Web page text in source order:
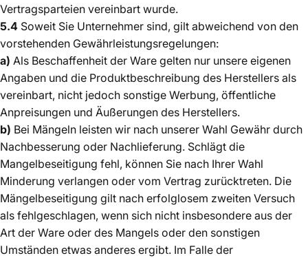
Vertragsparteien vereinbart wurde.
5.4 Soweit Sie Unternehmer sind, gilt abweichend von den
vorstehenden Gewährleistungsregelungen:
a) Als Beschaffenheit der Ware gelten nur unsere eigenen
Angaben und die Produktbeschreibung des Herstellers als
vereinbart, nicht jedoch sonstige Werbung, öffentliche
Anpreisungen und Äußerungen des Herstellers.
b) Bei Mängeln leisten wir nach unserer Wahl Gewähr durch
Nachbesserung oder Nachlieferung. Schlägt die
Mangelbeseitigung fehl, können Sie nach Ihrer Wahl
Minderung verlangen oder vom Vertrag zurücktreten. Die
Mängelbeseitigung gilt nach erfolglosem zweiten Versuch
als fehlgeschlagen, wenn sich nicht insbesondere aus der
Art der Ware oder des Mangels oder den sonstigen
Umständen etwas anderes ergibt. Im Falle der